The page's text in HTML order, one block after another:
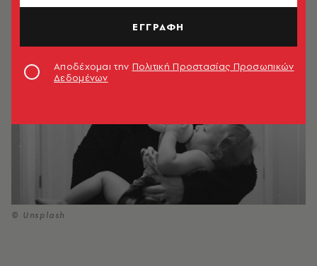
© Unsplash
ΕΓΓΡΑΦΗ
Αποδέχομαι την Πολιτική Προστασίας Προσωπικών
Δεδομένων